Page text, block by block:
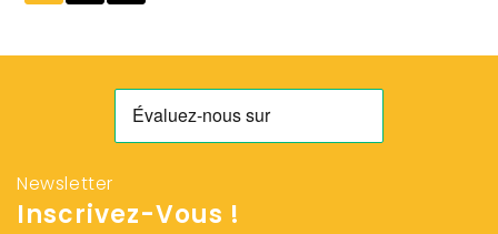
Newsletter
Inscrivez-Vous !